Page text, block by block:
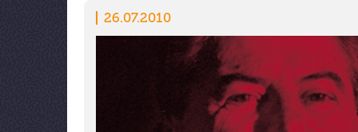
26.07.2010